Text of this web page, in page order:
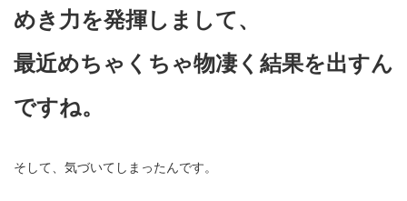
めき力を発揮しまして、
最近めちゃくちゃ物凄く結果を出すん
ですね。
そして、気づいてしまったんです。